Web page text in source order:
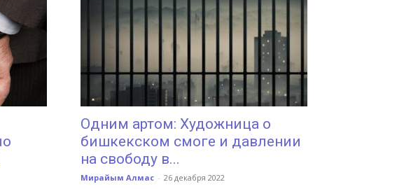
Одним артом: Художница о
бишкекском смоге и давлении
на свободу в...
Мирайым Алмас - 26 декабря 2022